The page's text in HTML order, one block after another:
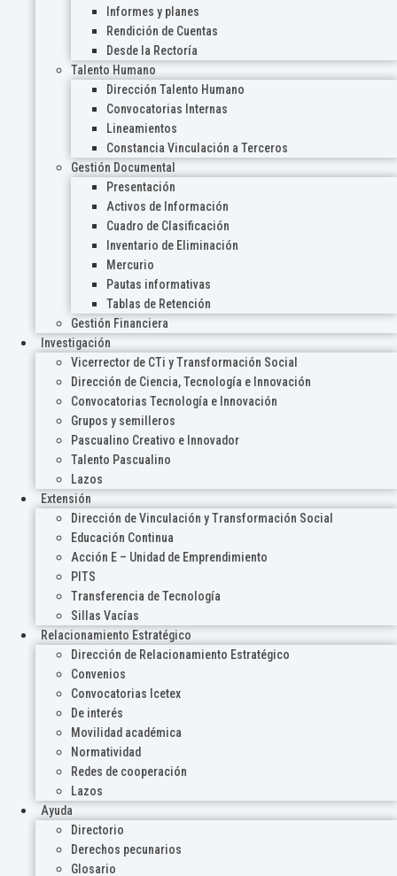
Informes y planes
Rendición de Cuentas
Desde la Rectoría
Talento Humano
Dirección Talento Humano
Convocatorias Internas
Lineamientos
Constancia Vinculación a Terceros
Gestión Documental
Presentación
Activos de Información
Cuadro de Clasificación
Inventario de Eliminación
Mercurio
Pautas informativas
Tablas de Retención
Gestión Financiera
Investigación
Vicerrector de CTi y Transformación Social
Dirección de Ciencia, Tecnología e Innovación
Convocatorias Tecnología e Innovación
Grupos y semilleros
Pascualino Creativo e Innovador
Talento Pascualino
Lazos
Extensión
Dirección de Vinculación y Transformación Social
Educación Continua
Acción E – Unidad de Emprendimiento
PITS
Transferencia de Tecnología
Sillas Vacías
Relacionamiento Estratégico
Dirección de Relacionamiento Estratégico
Convenios
Convocatorias Icetex
De interés
Movilidad académica
Normatividad
Redes de cooperación
Lazos
Ayuda
Directorio
Derechos pecunarios
Glosario